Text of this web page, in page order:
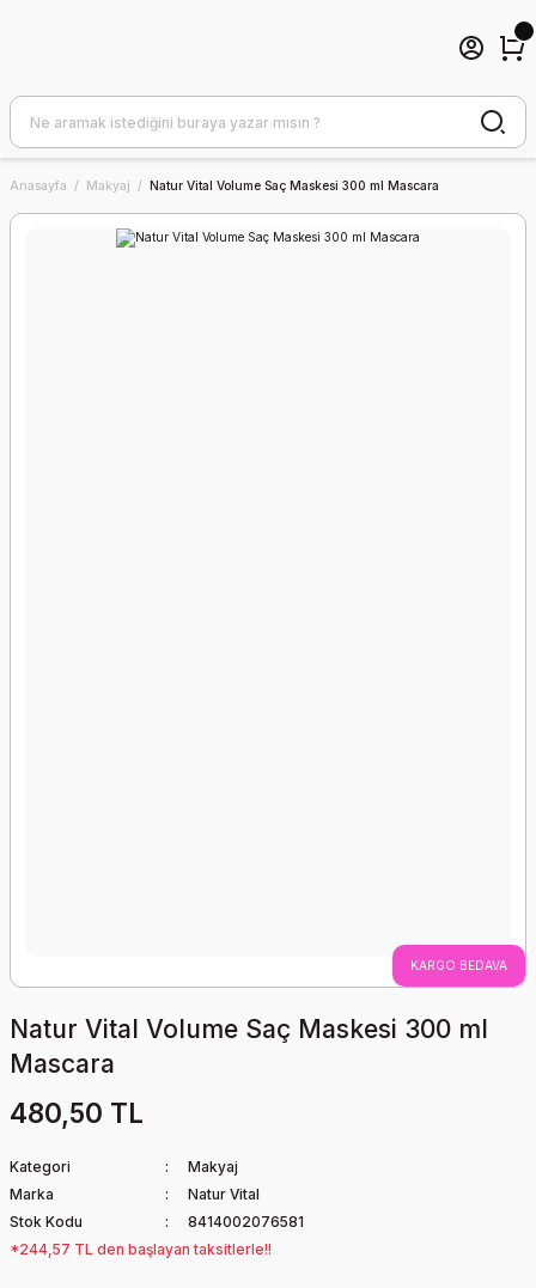
Anasayfa Makyaj Natur Vital Volume Saç Maskesi 300 ml Mascara
KARGO BEDAVA
Natur Vital Volume Saç Maskesi 300 ml
Mascara
480,50 TL
Kategori
Makyaj
Marka
Natur Vital
Stok Kodu
8414002076581
*244,57 TL den başlayan taksitlerle!!